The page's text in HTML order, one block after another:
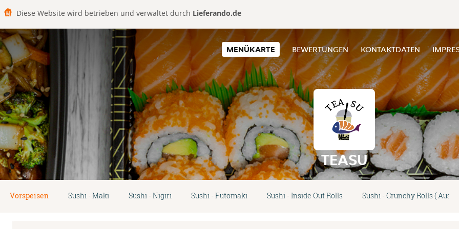
Diese Website wird betrieben und verwaltet durch Lieferando.de
MENÜKARTE BEWERTUNGEN KONTAKTDATEN
TEASU
Vorspeisen Sushi - Maki Sushi - Nigiri Sushi - Futomaki Sushi - Inside Out Rolls Sushi - Crunchy Rolls (